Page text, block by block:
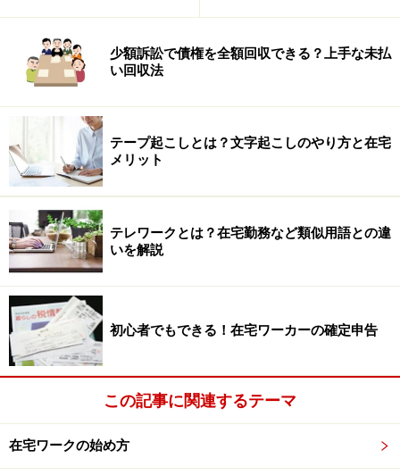
3については、これは自分自身がその企業が欲しがって
いる人材であるかどうかを冷静に判断します。例えば、
同じライターの募集でも、「料理」について書ける人を
探しているのに、普段の家事程度しかやってない私には
難しいと思います。それよりも、薬学部卒なので、メデ
ィカル系の案件がある仕事に応募します。
この1、2、3を複合的に見ながら、応募メールを出すか
出さないか決めています。
★ここがポイント！
例えば、
1：手料理について取材＆執筆 1500ワード
2：小さな編集プロダクション（ただし掲載される雑誌
は主婦向け有名誌）
3：薬学部卒、医療系に強い
とまとめてみます。1の仕事内容を見る限りでは、採用
少額訴訟で債権を全額回収できる？上手な未払
い回収法
テープ起こしとは？文字起こしのやり方と在宅
メリット
テレワークとは？在宅勤務など類似用語との違
いを解説
初心者でもできる！在宅ワーカーの確定申告
この記事に関連するテーマ
在宅ワークの始め方